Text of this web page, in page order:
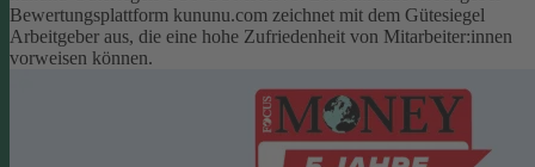
Bewertungsplattform kununu.com zeichnet mit dem Gütesiegel
Arbeitgeber aus, die eine hohe Zufriedenheit von Mitarbeiter:innen
vorweisen können.